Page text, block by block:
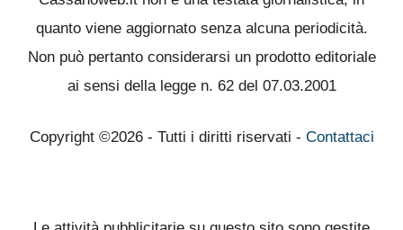
quanto viene aggiornato senza alcuna periodicità.
Non può pertanto considerarsi un prodotto editoriale
ai sensi della legge n. 62 del 07.03.2001
Copyright ©2026 - Tutti i diritti riservati - Contattaci